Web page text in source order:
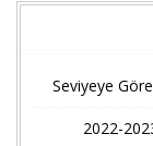
Seviyeye
2022-